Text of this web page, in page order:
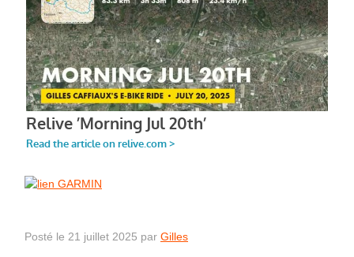
Posté le 21 juillet 2025 par Gilles